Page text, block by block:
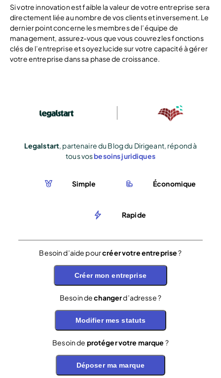
Si votre innovation est faible la valeur de votre entreprise sera
directement liée au nombre de vos clients et inversement. Le
dernier point concerne les membres de l’équipe de
management, assurez-vous que vous couvrez les fonctions
clés de l’entreprise et soyez lucide sur votre capacité à gérer
votre entreprise dans sa phase de croissance.
Legalstart, partenaire du Blog du Dirigeant, répond à
tous vosbesoins juridiques
Simple Économique
Rapide
Besoin d’aide pourcréer votre entreprise?
Créer mon entreprise
Besoin dechangerd’adresse ?
Modifier mes statuts
Besoin de protéger votre marque ?
Déposer ma marque